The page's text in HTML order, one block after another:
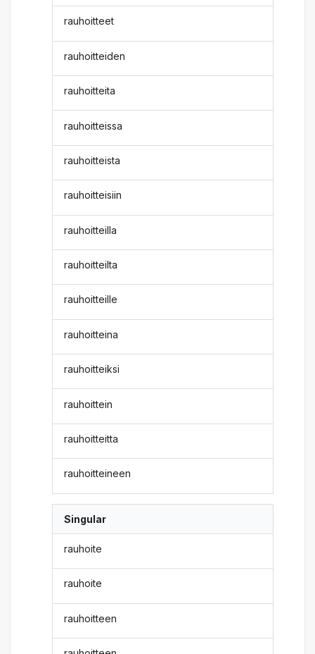
rauhoitteet
rauhoitteiden
rauhoitteita
rauhoitteissa
rauhoitteista
rauhoitteisiin
rauhoitteilla
rauhoitteilta
rauhoitteille
rauhoitteina
rauhoitteiksi
rauhoittein
rauhoitteitta
rauhoitteineen
Singular
rauhoite
rauhoite
rauhoitteen